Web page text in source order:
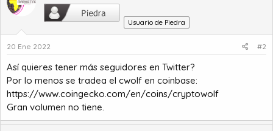
Usuario de Piedra
20 Ene 2022 #2
Así quieres tener más seguidores en Twitter?
Por lo menos se tradea el cwolf en coinbase:
https://www.coingecko.com/en/coins/cryptowolf
Gran volumen no tiene.